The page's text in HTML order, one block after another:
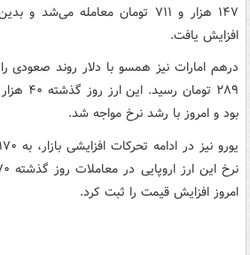
۱۴۷ هزار و ۷۱۱ تومان معامله
افزایش یافت.
بود و امروز با رشد نرخ مواجه شد.
امروز افزایش قیمت را ثبت کرد.